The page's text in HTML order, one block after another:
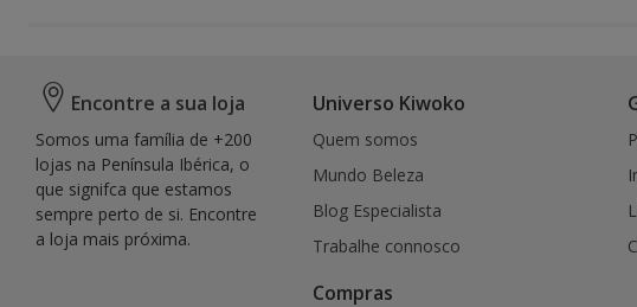
Encontre a sua loja
Somos uma família de +200
lojas na Península Ibérica, o
que signifca que estamos
sempre perto de si. Encontre
a loja mais próxima.
Universo Kiwoko
Quem somos
Mundo Beleza
Blog Especialista
Trabalhe connosco
Compras